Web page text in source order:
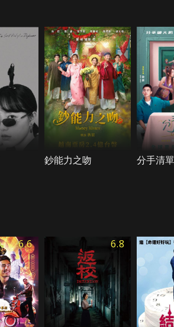
鈔能力之吻 分手清單
6.6 6.8